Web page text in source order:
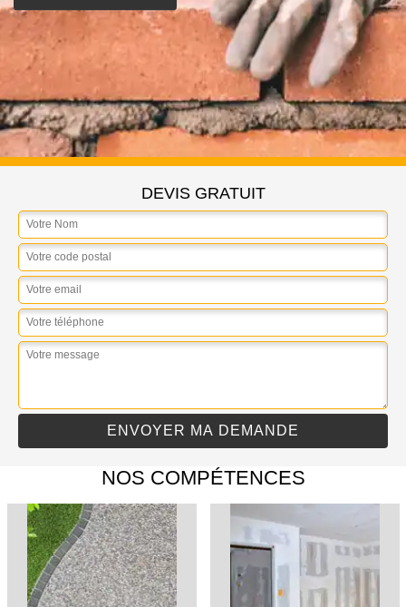
DEVIS GRATUIT
NOS COMPÉTENCES